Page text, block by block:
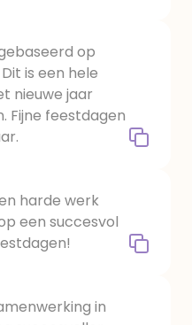
op
is een hele
nieuwe jaar
Fijne feestdagen
harde werk
een succesvol
in